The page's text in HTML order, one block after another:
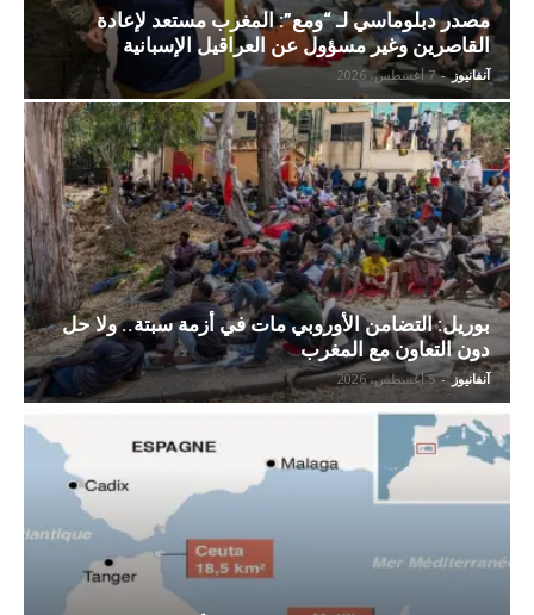
مصدر دبلوماسي لـ “ومع”: المغرب مستعد لإعادة
القاصرين وغير مسؤول عن العراقيل الإسبانية
آنفانيوز - 7 أغسطس، 2026
بوريل: التضامن الأوروبي مات في أزمة سبتة.. ولا حل
دون التعاون مع المغرب
آنفانيوز - 5 أغسطس، 2026